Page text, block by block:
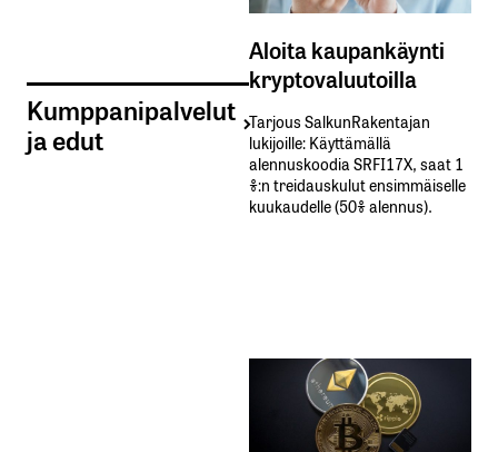
Kumppanipalvelut
ja edut
Aloita kaupankäynti
kryptovaluutoilla
Tarjous SalkunRakentajan
lukijoille: Käyttämällä​ ​
alennuskoodia​ ​SRFI17X,​ ​saat​ ​1
%:n treidauskulut​ ​ensimmäiselle​ ​
kuukaudelle​ ​(50%​ ​alennus).